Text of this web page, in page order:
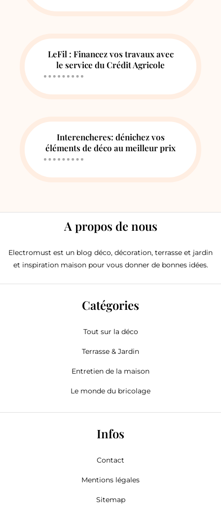
LeFil : Financez vos travaux avec
le service du Crédit Agricole
Interencheres: dénichez vos
éléments de déco au meilleur prix
A propos de nous
Electromust est un blog déco, décoration, terrasse et jardin
et inspiration maison pour vous donner de bonnes idées.
Catégories
Tout sur la déco
Terrasse & Jardin
Entretien de la maison
Le monde du bricolage
Infos
Contact
Mentions légales
Sitemap